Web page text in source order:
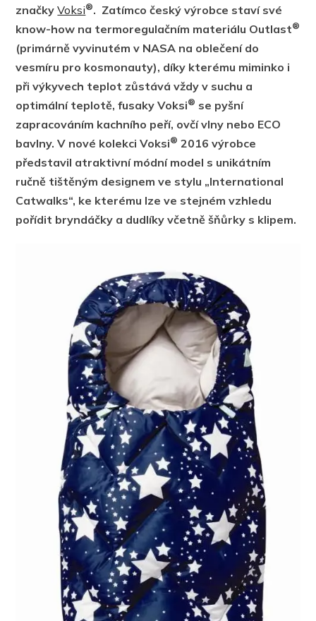
značkyVoksi®. Zatímco český výrobce staví své
know-how na termoregulačním materiálu Outlast®
(primárně vyvinutém v NASA na oblečení do
vesmíru pro kosmonauty), díky kterému miminko i
při výkyvech teplot zůstává vždy v suchu a
optimální teplotě, fusaky Voksi® se pyšní
zapracováním kachního peří, ovčí vlny nebo ECO
bavlny. V nové kolekci Voksi® 2016 výrobce
představil atraktivní módní model s unikátním
ručně tištěným designem ve stylu „International
Catwalks“, ke kterému lze ve stejném vzhledu
pořídit bryndáčky a dudlíky včetně šňůrky s klipem.